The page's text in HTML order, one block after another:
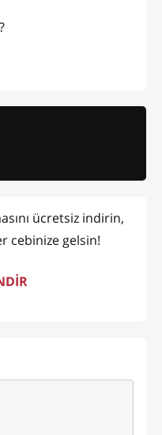
ücretsiz indirin,
cebinize gelsin!